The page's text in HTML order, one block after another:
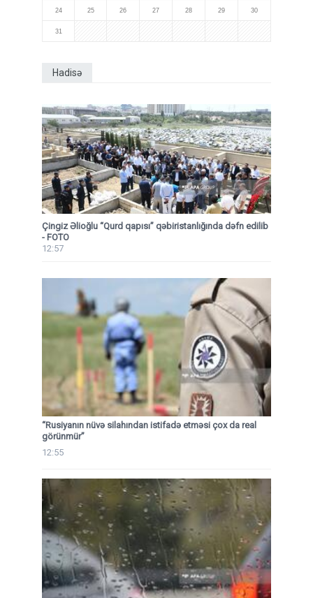
24 25 26 27 28 29 30
31
Hadisə
Çingiz Əlioğlu “Qurd qapısı” qəbiristanlığında dəfn edilib
- FOTO
12:57
“Rusiyanın nüvə silahından istifadə etməsi çox da real
görünmür”
12:55